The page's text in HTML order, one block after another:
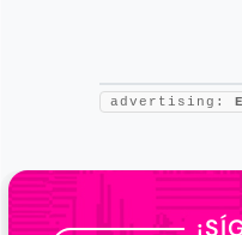
advertising: